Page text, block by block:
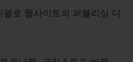
로 웹사이트의 퍼블리싱 디